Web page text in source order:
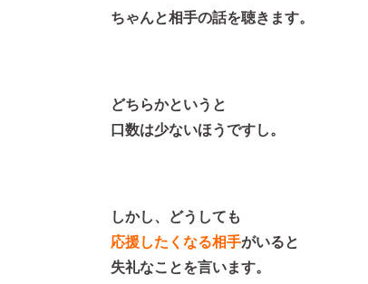
ちゃんと相手の話を聴きます。
どちらかというと
口数は少ないほうですし。
しかし、どうしても
応援したくなる相手がいると
失礼なことを言います。